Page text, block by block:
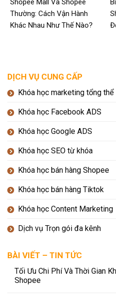
Shopee Mall Và Shopee
Thường: Cách Vận Hành
Khác Nhau Như Thế Nào?
DỊCH VỤ CUNG CẤP
Khóa học marketing tổng thể
Khóa học Facebook ADS
Khóa học Google ADS
Khóa học SEO từ khóa
Khóa học bán hàng Shopee
Khóa học bán hàng Tiktok
Khóa học Content Marketing
Dịch vụ Trọn gói đa kênh
BÀI VIẾT – TIN TỨC
Tối Ưu Chi Phí Và Thời Gian
Shopee